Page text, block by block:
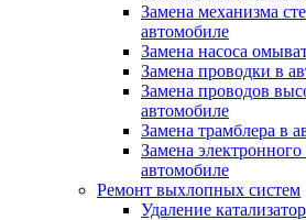
Замена механизма
автомобиле
Замена насоса
Замена проводки в
Замена проводов
автомобиле
Замена трамблера в
Замена
автомобиле
Ремонт выхлопных систем
Удаление